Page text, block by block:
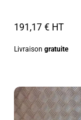
191,17 € HT
Livraison gratuite